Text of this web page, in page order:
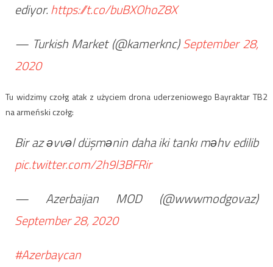
ediyor.https://t.co/buBXOhoZ8X
— Turkish Market (@kamerknc)September 28,
2020
Tu widzimy czołg atak z użyciem drona uderzeniowego Bayraktar TB2
na armeński czołg:
Bir az əvvəl düşmənin daha iki tankı məhv edilib
pic.twitter.com/2h9l3BFRir
— Azerbaijan MOD (@wwwmodgovaz)
September 28, 2020
#Azerbaycan